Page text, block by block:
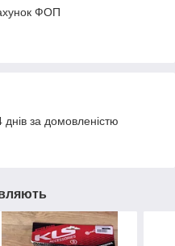
ФОП
за домовленістю